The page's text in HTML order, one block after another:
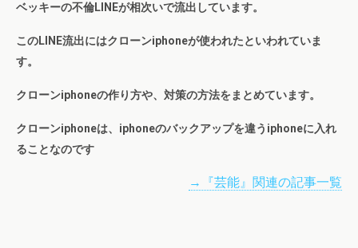
ベッキーの不倫LINEが相次いで流出しています。
このLINE流出にはクローンiphoneが使われたといわれていま
す。
クローンiphoneの作り方や、対策の方法をまとめています。
クローンiphoneは、iphoneのバックアップを違うiphoneに入れ
ることなのです
→『芸能』関連の記事一覧